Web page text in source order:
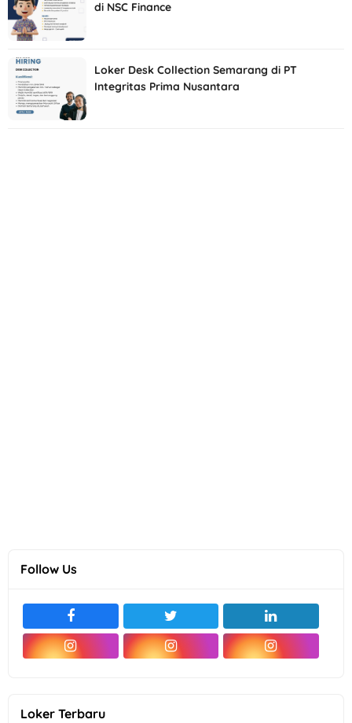
di NSC Finance
Loker Desk Collection Semarang di PT
Integritas Prima Nusantara
Follow Us
Loker Terbaru